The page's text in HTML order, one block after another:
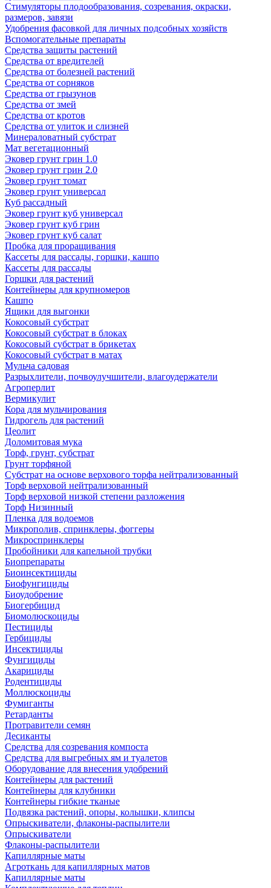
Стимуляторы плодообразования, созревания, окраски,
размеров, завязи
Удобрения фасовкой для личных подсобных хозяйств
Вспомогательные препараты
Средства защиты растений
Средства от вредителей
Средства от болезней растений
Средства от сорняков
Средства от грызунов
Средства от змей
Средства от кротов
Средства от улиток и слизней
Минераловатный субстрат
Мат вегетационный
Эковер грунт грин 1.0
Эковер грунт грин 2.0
Эковер грунт томат
Эковер грунт универсал
Куб рассадный
Эковер грунт куб универсал
Эковер грунт куб грин
Эковер грунт куб салат
Пробка для проращивания
Кассеты для рассады, горшки, кашпо
Кассеты для рассады
Горшки для растений
Контейнеры для крупномеров
Кашпо
Ящики для выгонки
Кокосовый субстрат
Кокосовый субстрат в блоках
Кокосовый субстрат в брикетах
Кокосовый субстрат в матах
Мульча садовая
Разрыхлители, почвоулучшители, влагоудержатели
Агроперлит
Вермикулит
Кора для мульчирования
Гидрогель для растений
Цеолит
Доломитовая мука
Торф, грунт, субстрат
Грунт торфяной
Субстрат на основе верхового торфа нейтрализованный
Торф верховой нейтрализованный
Торф верховой низкой степени разложения
Торф Низинный
Пленка для водоемов
Микрополив, спринклеры, фоггеры
Микроспринклеры
Пробойники для капельной трубки
Биопрепараты
Биоинсектициды
Биофунгициды
Биоудобрение
Биогербицид
Биомолюскоциды
Пестициды
Гербициды
Инсектициды
Фунгициды
Акарициды
Родентициды
Моллюскоциды
Фумиганты
Ретарданты
Протравители семян
Десиканты
Средства для созревания компоста
Средства для выгребных ям и туалетов
Оборудование для внесения удобрений
Контейнеры для растений
Контейнеры для клубники
Контейнеры гибкие тканые
Подвязка растений, опоры, колышки, клипсы
Опрыскиватели, флаконы-распылители
Опрыскиватели
Флаконы-распылители
Капиллярные маты
Агроткань для капиллярных матов
Капиллярные маты